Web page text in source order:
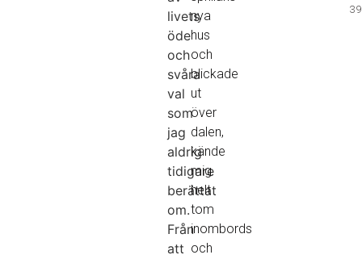
livets
öde
och
svåra
val
som
jag
aldrig
tidigare
berättat
om.
Från
att
nya
hus
och
blickade
ut
över
dalen,
kände
mig
helt
tom
inombords
och